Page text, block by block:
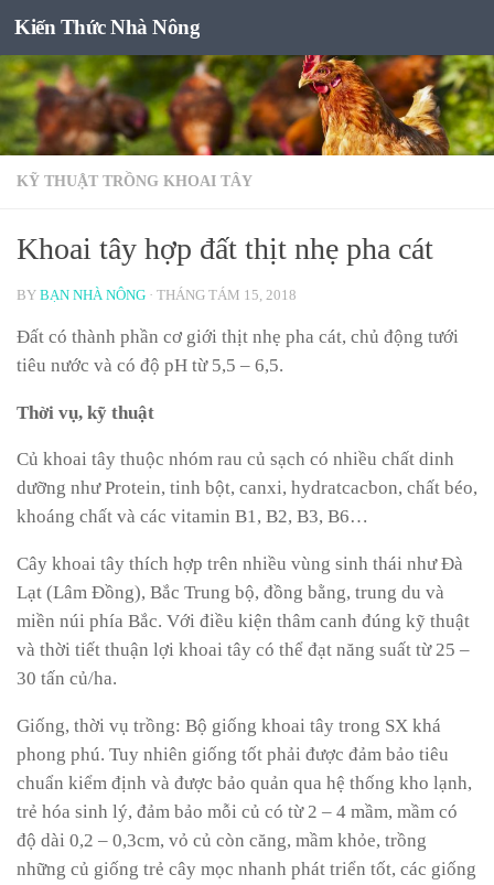
Skip to content
Kiến Thức Nhà Nông
KỸ THUẬT TRỒNG KHOAI TÂY
Khoai tây hợp đất thịt nhẹ pha cát
BY BẠN NHÀ NÔNG · THÁNG TÁM 15, 2018
Đất có thành phần cơ giới thịt nhẹ pha cát, chủ động tưới
tiêu nước và có độ pH từ 5,5 – 6,5.
Thời vụ, kỹ thuật
Củ khoai tây thuộc nhóm rau củ sạch có nhiều chất dinh
dưỡng như Protein, tinh bột, canxi, hydratcacbon, chất béo,
khoáng chất và các vitamin B1, B2, B3, B6…
Cây khoai tây thích hợp trên nhiều vùng sinh thái như Đà
Lạt (Lâm Đồng), Bắc Trung bộ, đồng bằng, trung du và
miền núi phía Bắc. Với điều kiện thâm canh đúng kỹ thuật
và thời tiết thuận lợi khoai tây có thể đạt năng suất từ 25 –
30 tấn củ/ha.
Giống, thời vụ trồng: Bộ giống khoai tây trong SX khá
phong phú. Tuy nhiên giống tốt phải được đảm bảo tiêu
chuẩn kiểm định và được bảo quản qua hệ thống kho lạnh,
trẻ hóa sinh lý, đảm bảo mỗi củ có từ 2 – 4 mầm, mầm có
độ dài 0,2 – 0,3cm, vỏ củ còn căng, mầm khỏe, trồng
những củ giống trẻ cây mọc nhanh phát triển tốt, các giống